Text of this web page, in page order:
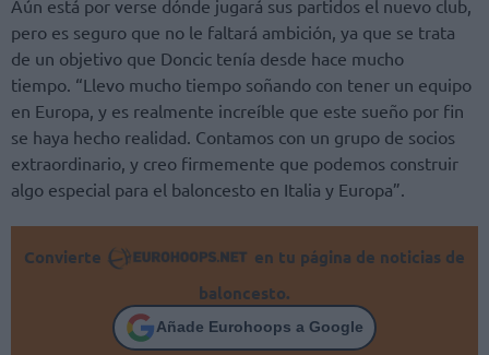
Aún está por verse dónde jugará sus partidos el nuevo club,
pero es seguro que no le faltará ambición, ya que se trata
de un objetivo que Doncic tenía desde hace mucho
tiempo. “Llevo mucho tiempo soñando con tener un equipo
en Europa, y es realmente increíble que este sueño por fin
se haya hecho realidad. Contamos con un grupo de socios
extraordinario, y creo firmemente que podemos construir
algo especial para el baloncesto en Italia y Europa”.
Convierte
en tu página de noticias de
baloncesto.
Añade Eurohoops a Google